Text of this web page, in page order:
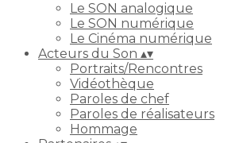
Le SON analogique
Le SON numérique
Le Cinéma numérique
Acteurs du Son ▴▾
Portraits/Rencontres
Vidéothèque
Paroles de chef
Paroles de réalisateurs
Hommage